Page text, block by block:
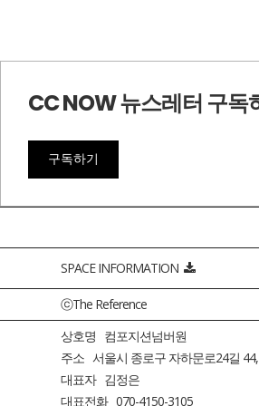
CC NOW 뉴스레터 구독
구독하기
SPACE INFORMATION
ⓒThe Reference
상호명 컴포지션넘버원
주소 서울시 종로구 자하문로24길
대표자 김정은
대표전화 070-4150-3105